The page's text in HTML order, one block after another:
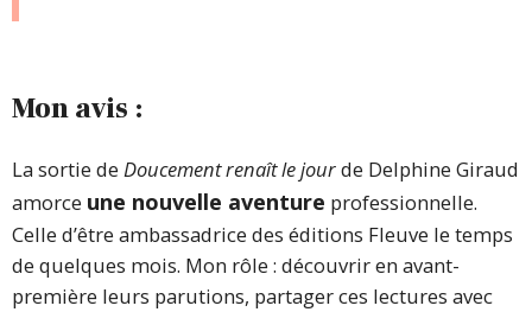
Mon avis :
La sortie de Doucement renaît le jourde Delphine Giraud
amorce une nouvelle aventure professionnelle.
Celle d’être ambassadrice des éditions Fleuve le temps
de quelques mois. Mon rôle : découvrir en avant-
première leurs parutions, partager ces lectures avec